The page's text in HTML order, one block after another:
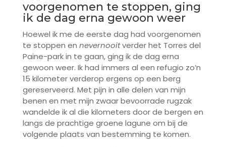
voorgenomen te stoppen, ging
ik de dag erna gewoon weer
Hoewel ik me de eerste dag had voorgenomen
te stoppen en nevernooitverder het Torres del
Paine-park in te gaan, ging ik de dag erna
gewoon weer. Ik had immers al een refugio zo’n
15 kilometer verderop ergens op een berg
gereserveerd. Met pijn in alle delen van mijn
benen en met mijn zwaar bevoorrade rugzak
wandelde ik al die kilometers door de bergen en
langs de prachtige groene lagune om bij de
volgende plaats van bestemming te komen.